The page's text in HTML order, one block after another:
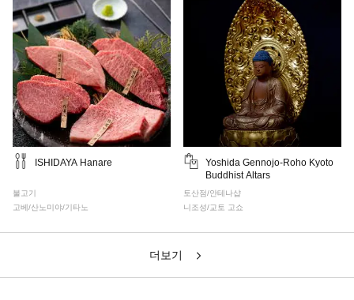
ISHIDAYA Hanare
불고기
고베/산노미야/기타노
Yoshida Gennojo-Roho Kyoto
Buddhist Altars
토산점/안테나샵
니조성/교토 고쇼
더보기